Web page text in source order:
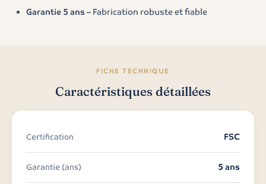
Garantie 5 ans– Fabrication robuste et fiable
FICHE TECHNIQUE
Caractéristiques détaillées
Certification FSC
Garantie (ans) 5 ans